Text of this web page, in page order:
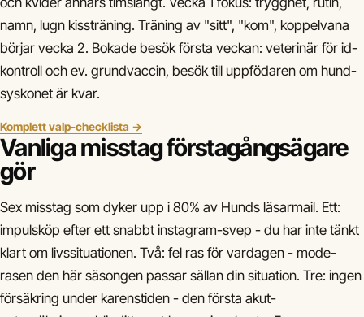
namn, lugn kissträning. Träning av "sitt", "kom", koppelvana
börjar vecka 2. Bokade besök första veckan: veterinär för id-
kontroll och ev. grundvaccin, besök till uppfödaren om hund-
syskonet är kvar.
Komplett valp-checklista →
Vanliga misstag förstagångsägare
gör
Sex misstag som dyker upp i 80% av Hunds läsarmail. Ett:
impulsköp efter ett snabbt instagram-svep - du har inte tänkt
klart om livssituationen. Två: fel ras för vardagen - mode-
rasen den här säsongen passar sällan din situation. Tre: ingen
försäkring under karenstiden - den första akut-